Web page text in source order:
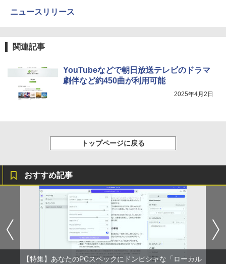
ニュースリリース
関連記事
YouTubeなどで朝日放送テレビのドラマ
劇伴など約450曲が利用可能
2025年4月2日
トップページに戻る
おすすめ記事
【特集】あなたのPCスペックにドンピシャな「ローカル